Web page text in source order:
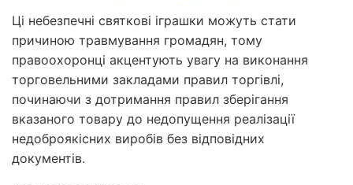
Ці небезпечні святкові іграшки можуть стати
причиною травмування громадян, тому
правоохоронці акцентують увагу на виконання
торговельними закладами правил торгівлі,
починаючи з дотримання правил зберігання
вказаного товару до недопущення реалізації
недоброякісних виробів без відповідних
документів.